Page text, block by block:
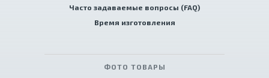
Часто задаваемые вопросы (FAQ)
Время изготовления
ФОТО ТОВАРЫ